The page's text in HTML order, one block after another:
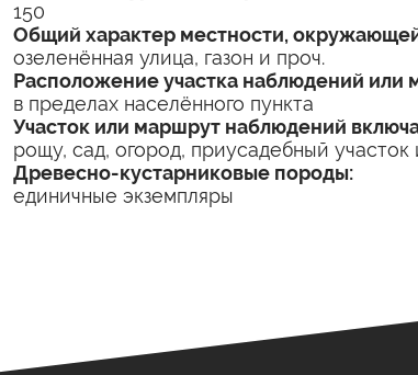
150
Общий характер местности,
озеленённая улица, газон и проч.
Расположение участка наблюдений или
в пределах населённого пункта
Участок или маршрут наблюдений
рощу, сад, огород, приусадебный участок
Древесно-кустарниковые породы:
единичные экземпляры